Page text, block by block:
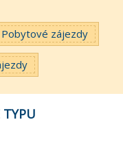
Pobytové zájezdy
TYPU